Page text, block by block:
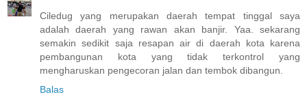
Ciledug yang merupakan daerah tempat tinggal saya
adalah daerah yang rawan akan banjir. Yaa. sekarang
semakin sedikit saja resapan air di daerah kota karena
pembangunan kota yang tidak terkontrol yang
mengharuskan pengecoran jalan dan tembok dibangun.
Balas